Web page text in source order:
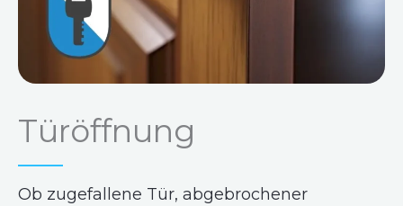
Türöffnung
Ob zugefallene Tür, abgebrochener